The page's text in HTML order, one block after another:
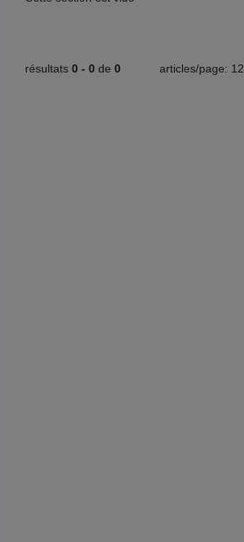
résultats 0 - 0 de 0 articles/page: 12